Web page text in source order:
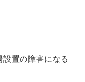
置の障害になる